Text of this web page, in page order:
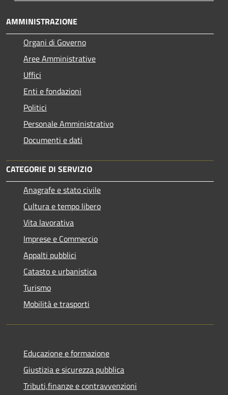
AMMINISTRAZIONE
Organi di Governo
Aree Amministrative
Uffici
Enti e fondazioni
Politici
Personale Amministrativo
Documenti e dati
CATEGORIE DI SERVIZIO
Anagrafe e stato civile
Cultura e tempo libero
Vita lavorativa
Imprese e Commercio
Appalti pubblici
Catasto e urbanistica
Turismo
Mobilità e trasporti
Educazione e formazione
Giustizia e sicurezza pubblica
Tributi,finanze e contravvenzioni